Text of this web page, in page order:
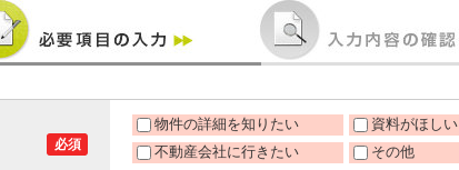
必須
物件の詳細を知りたい 資料がほしい
不動産会社に行きたい
その他